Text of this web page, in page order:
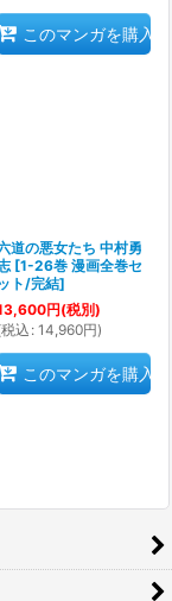
このマンガを購入
道の悪女たち 中村勇
[1-26巻 漫画全巻セ
ット/完結]
円(税別)
税込 : 14,960円)
このマンガを購入